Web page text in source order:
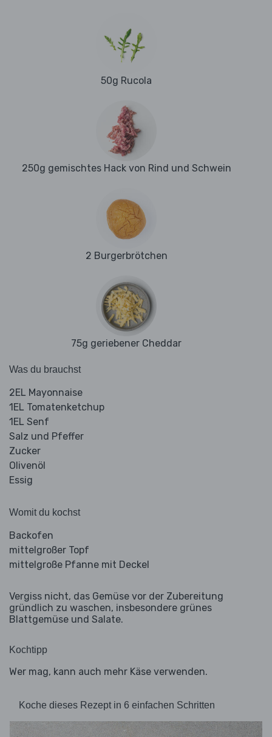
50g Rucola
250g gemischtes Hack von Rind und Schwein
2 Burgerbrötchen
75g geriebener Cheddar
Was du brauchst
2EL Mayonnaise
1EL Tomatenketchup
1EL Senf
Salz und Pfeffer
Zucker
Olivenöl
Essig
Womit du kochst
Backofen
mittelgroßer Topf
mittelgroße Pfanne mit Deckel
Vergiss nicht, das Gemüse vor der Zubereitung
gründlich zu waschen, insbesondere grünes
Blattgemüse und Salate.
Kochtipp
Wer mag, kann auch mehr Käse verwenden.
Koche dieses Rezept in 6 einfachen Schritten